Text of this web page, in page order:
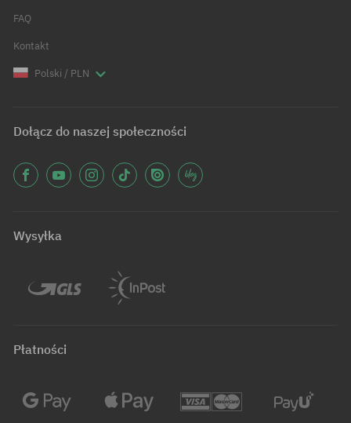
FAQ
Kontakt
Polski / PLN
Dołącz do naszej społeczności
Wysyłka
Płatności